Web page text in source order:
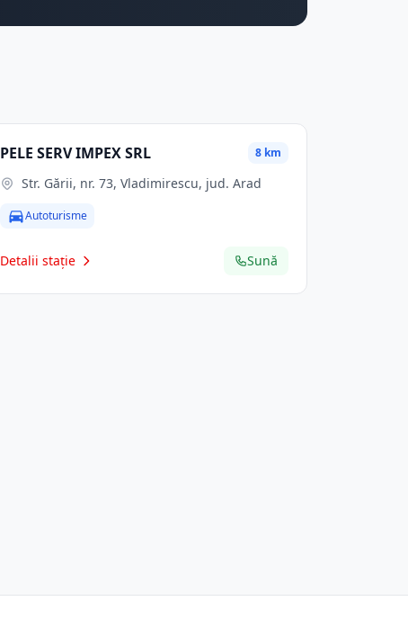
PELE SERV IMPEX SRL 8 km
Str. Gării, nr. 73, Vladimirescu, jud. Arad
Autoturisme
Detalii stație Sună